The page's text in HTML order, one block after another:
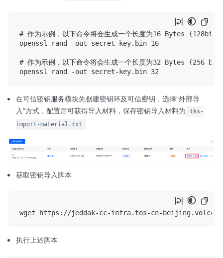
# 作为示例，以下命令将会生成一个长度为16 Bytes
openssl rand -out secret-key.bin 16
# 作为示例，以下命令将会生成一个长度为32 Bytes (256
在可信密钥服务模块先创建密钥环及可信密钥，选择“外部导
入”方式，配置后可获得导入材料，保存密钥导入材料为
tks-
import-material.txt
获取密钥导入脚本
执行上述脚本